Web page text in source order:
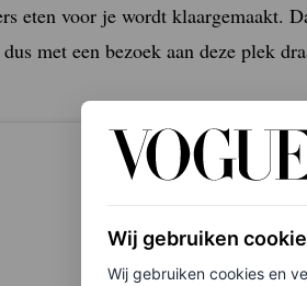
eten voor je wordt klaargemaakt.
met een bezoek aan deze plek
Wij gebruiken
Wij gebruiken cookies en